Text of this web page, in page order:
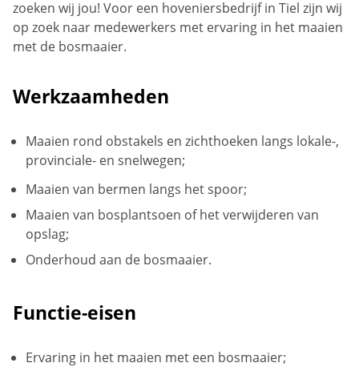
zoeken wij jou! Voor een hoveniersbedrijf in Tiel zijn wij
op zoek naar medewerkers met ervaring in het maaien
met de bosmaaier.
Werkzaamheden
Maaien rond obstakels en zichthoeken langs lokale-,
provinciale- en snelwegen;
Maaien van bermen langs het spoor;
Maaien van bosplantsoen of het verwijderen van
opslag;
Onderhoud aan de bosmaaier.
Functie-eisen
Ervaring in het maaien met een bosmaaier;